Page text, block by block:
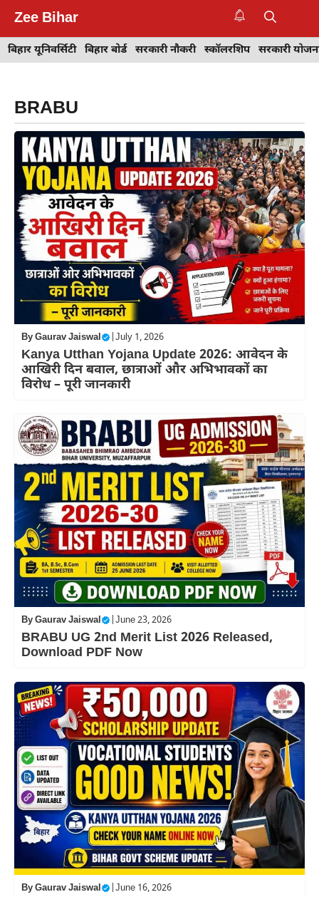
content
Zee Bihar
बिहार यूनिवर्सिटी बिहार बोर्ड सरकारी नौकरी स्कॉलरशिप सरकारी
BRABU
ByGaurav Jaiswal July 1, 2026
Kanya Utthan Yojana Update 2026: आवेदन के
आखिरी दिन बवाल, छात्राओं और अभिभावकों का
विरोध – पूरी जानकारी
ByGaurav Jaiswal June 23, 2026
BRABU UG 2nd Merit List 2026 Released,
Download PDF Now
ByGaurav Jaiswal June 16, 2026